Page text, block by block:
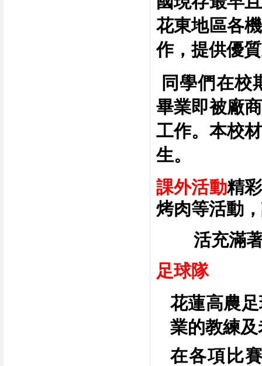
花東地區各
作，提供優
同學們在校
畢業即被廠
工作。本校
生。
課外活動精
烤肉等活動
活充滿
足球隊
花蓮高農
業的教練
在各項比